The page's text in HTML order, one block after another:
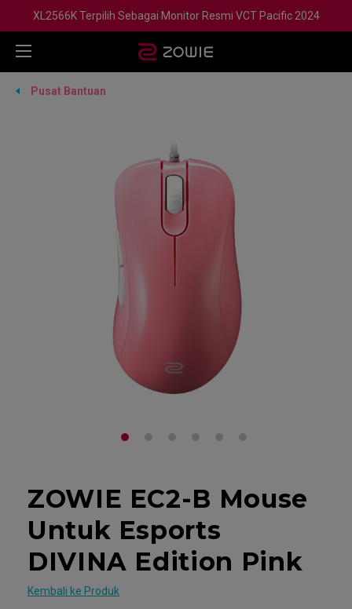
XL2566K Terpilih Sebagai Monitor Resmi VCT Pacific 2024
Pusat Bantuan
ZOWIE EC2-B Mouse
Untuk Esports
DIVINA Edition Pink
Kembali ke Produk